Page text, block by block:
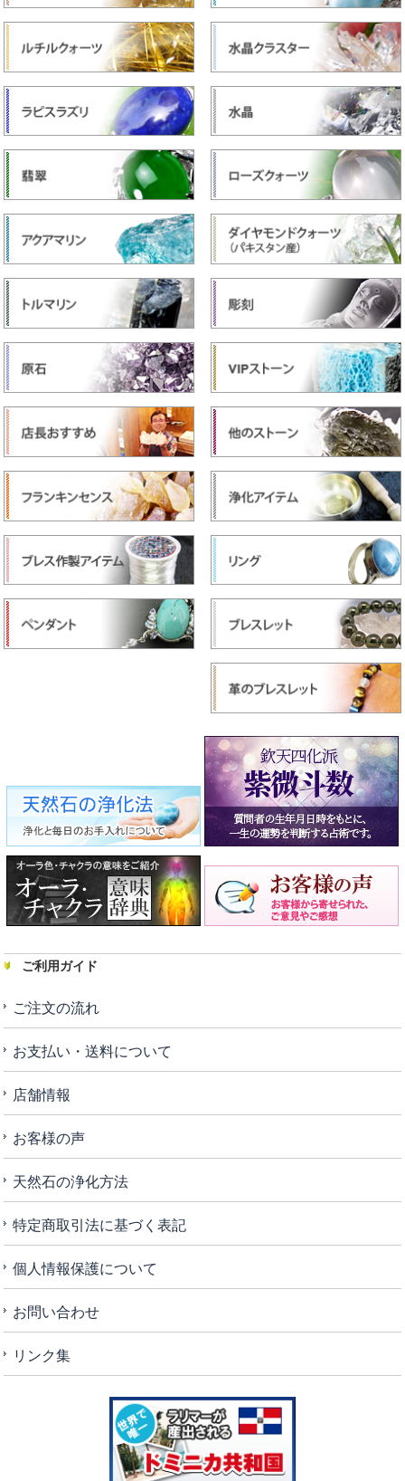
ご利用ガイド
ご注文の流れ
お支払い・送料について
店舗情報
お客様の声
天然石の浄化方法
特定商取引法に基づく表記
個人情報保護について
お問い合わせ
リンク集